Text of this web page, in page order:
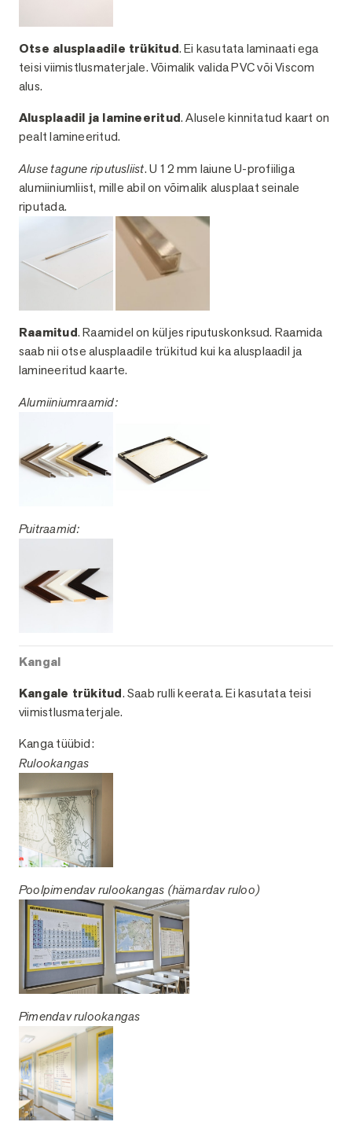
Otse alusplaadile trükitud. Ei kasutata laminaati ega
teisi viimistlusmaterjale. Võimalik valida PVC või Viscom
alus.
Alusplaadil ja lamineeritud. Alusele kinnitatud kaart on
pealt lamineeritud.
Aluse tagune riputusliist. U 12 mm laiune U-profiiliga
alumiiniumliist, mille abil on võimalik alusplaat seinale
riputada.
Raamitud. Raamidel on küljes riputuskonksud. Raamida
saab nii otse alusplaadile trükitud kui ka alusplaadil ja
lamineeritud kaarte.
Alumiiniumraamid:
Puitraamid:
Kangal
Kangale trükitud. Saab rulli keerata. Ei kasutata teisi
viimistlusmaterjale.
Kanga tüübid:
Rulookangas
Poolpimendav rulookangas (hämardav ruloo)
Pimendav rulookangas